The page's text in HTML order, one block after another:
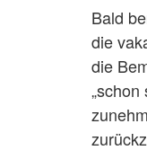
Bald
die
die